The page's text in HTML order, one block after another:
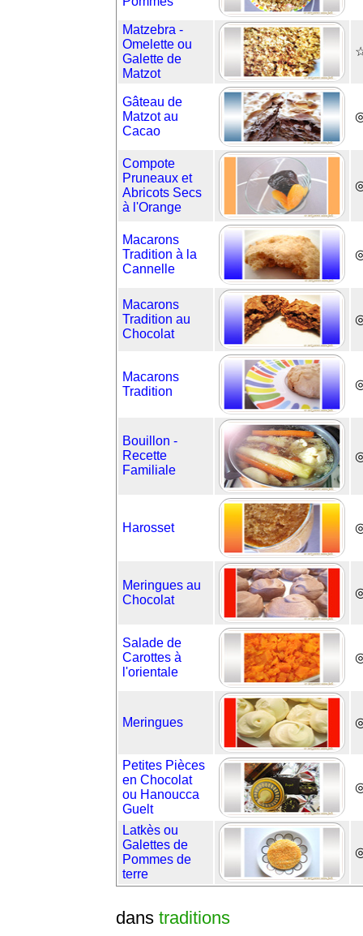
Matzebra -
Omelette ou
Galette de
Matzot
Gâteau de
Matzot au
Cacao
Compote
Pruneaux et
Abricots Secs
à l'Orange
Macarons
Tradition à la
Cannelle
Macarons
Tradition au
Chocolat
Macarons
Tradition
Bouillon -
Recette
Familiale
Harosset
Meringues au
Chocolat
Salade de
Carottes à
l'orientale
Meringues
Petites Pièces
en Chocolat
ou Hanoucca
Guelt
Latkès ou
Galettes de
Pommes de
terre
dans traditions